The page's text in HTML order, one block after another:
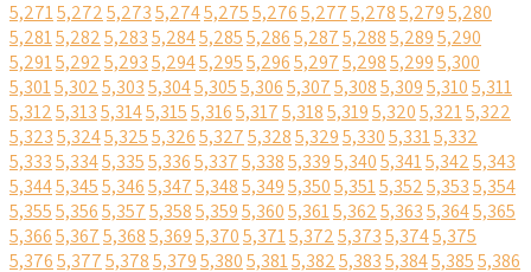
5,2715,2725,2735,2745,2755,2765,2775,2785,2795,280
5,2815,2825,2835,2845,2855,2865,2875,2885,2895,290
5,2915,2925,2935,2945,2955,2965,2975,2985,2995,300
5,3015,3025,3035,3045,3055,3065,3075,3085,3095,3105,311
5,3125,3135,3145,3155,3165,3175,3185,3195,3205,3215,322
5,3235,3245,3255,3265,3275,3285,3295,3305,3315,332
5,3335,3345,3355,3365,3375,3385,3395,3405,3415,3425,343
5,3445,3455,3465,3475,3485,3495,3505,3515,3525,3535,354
5,3555,3565,3575,3585,3595,3605,3615,3625,3635,3645,365
5,3665,3675,3685,3695,3705,3715,3725,3735,3745,375
5,3765,3775,3785,3795,3805,3815,3825,3835,3845,3855,386